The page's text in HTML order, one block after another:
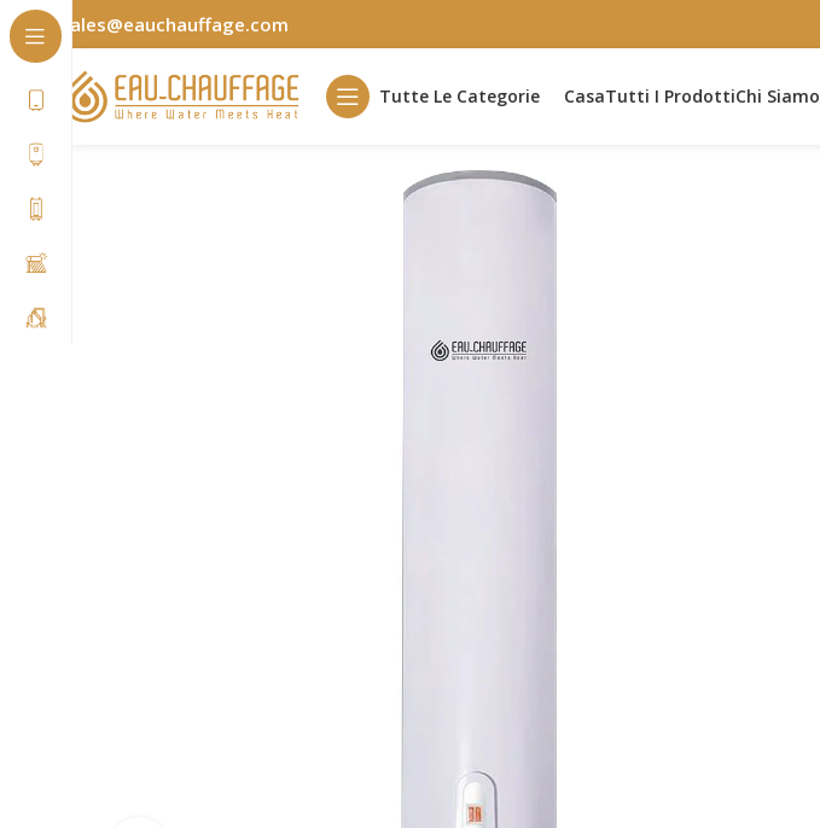
sales@eauchauffage.com
Tutte Le Categorie CasaTutti I ProdottiChi Siamo